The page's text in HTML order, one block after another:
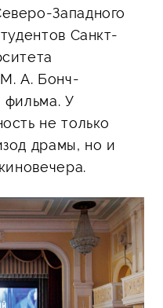
Западного
Санкт-
А. Бонч-
фильма. У
не только
драмы, но и